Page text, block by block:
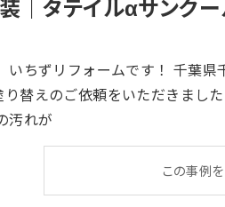
｜タテイルαサンク
いただきました。 誠にありがとうござい
汚れが
この事例